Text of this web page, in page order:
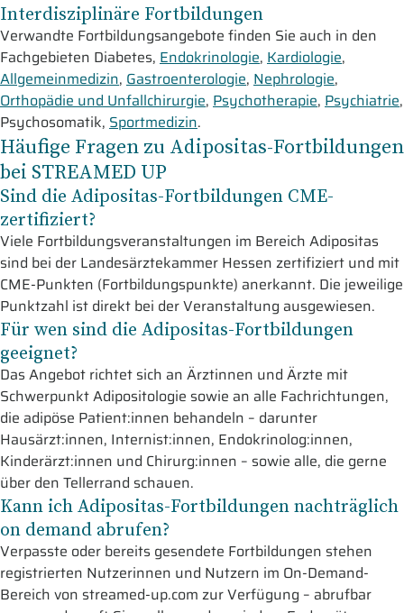
Interdisziplinäre Fortbildungen
Verwandte Fortbildungsangebote finden Sie auch in den
Fachgebieten Diabetes, Endokrinologie, Kardiologie,
Allgemeinmedizin, Gastroenterologie, Nephrologie,
Orthopädie und Unfallchirurgie, Psychotherapie, Psychiatrie,
Psychosomatik, Sportmedizin.
Häufige Fragen zu Adipositas-Fortbildungen
bei STREAMED UP
Sind die Adipositas-Fortbildungen CME-
zertifiziert?
Viele Fortbildungsveranstaltungen im Bereich Adipositas
sind bei der Landesärztekammer Hessen zertifiziert und mit
CME-Punkten (Fortbildungspunkte) anerkannt. Die jeweilige
Punktzahl ist direkt bei der Veranstaltung ausgewiesen.
Für wen sind die Adipositas-Fortbildungen
geeignet?
Das Angebot richtet sich an Ärztinnen und Ärzte mit
Schwerpunkt Adipositologie sowie an alle Fachrichtungen,
die adipöse Patient:innen behandeln – darunter
Hausärzt:innen, Internist:innen, Endokrinolog:innen,
Kinderärzt:innen und Chirurg:innen – sowie alle, die gerne
über den Tellerrand schauen.
Kann ich Adipositas-Fortbildungen nachträglich
on demand abrufen?
Verpasste oder bereits gesendete Fortbildungen stehen
registrierten Nutzerinnen und Nutzern im On-Demand-
Bereich von streamed-up.com zur Verfügung – abrufbar